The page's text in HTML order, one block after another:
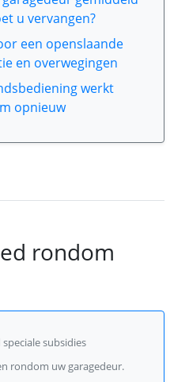
u vervangen?
een openslaande
en overwegingen
werkt
opnieuw
rondom
subsidies
rondom uw garagedeur.